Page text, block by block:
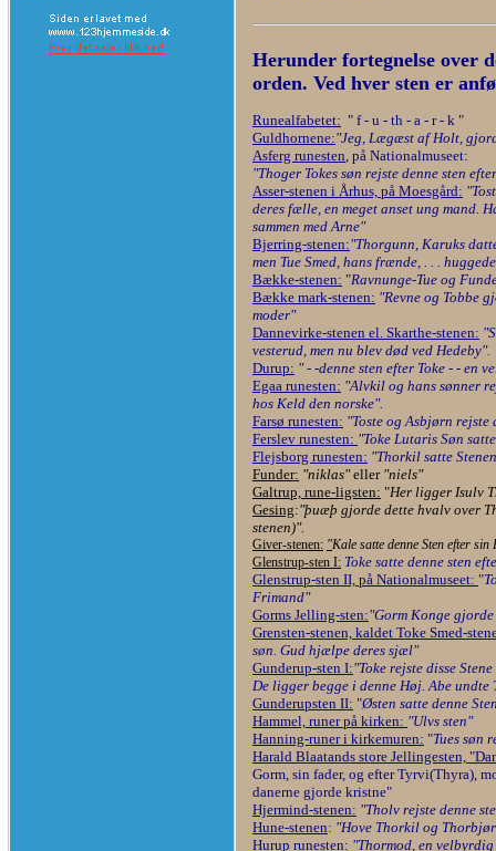
Herunder fortegnelse over
orden. Ved hver sten er
Runealfabetet: " f - u - th - a - r - k "
Guldhornene:"Jeg, Lægæst af Holt,
Asferg runesten, på Nationalmuseet:
"Thoger Tokes søn rejste denne sten
Asser-stenen i Århus, på Moesgård:
deres fælle, en meget anset ung mand.
sammen med Arne"
Bjerring-stenen:"Thorgunn, Karuks
men Tue Smed, hans frænde, . . .
Bække-stenen: "Ravnunge-Tue og
Bække mark-stenen: "Revne og Tobbe
moder"
Dannevirke-stenen el. Skarthe-stenen:
vesterud, men nu blev død ved Hedeby".
Durup: " - -denne sten efter Toke - - en
Egaa runesten: "Alvkil og hans sønner
hos Keld den norske".
Farsø runesten: "Toste og Asbjørn rejste
Ferslev runesten: "Toke Lutaris Søn
Flejsborg runesten: "Thorkil satte
Funder: "niklas"eller "niels"
Galtrup, rune-ligsten: "Her ligger Isulv
Gesing:"þuæþ gjorde dette hvalv over
stenen)".
Giver-stenen: "Kale satte denne Sten efter
Glenstrup-sten I: Toke satte denne sten
Glenstrup-sten II, på Nationalmuseet: "
Frimand"
Gorms Jelling-sten:"Gorm Konge
Grensten-stenen, kaldet Toke Smed-
søn. Gud hjælpe deres sjæl"
Gunderup-sten I:"Toke rejste disse
De ligger begge i denne Høj. Abe undte
Gunderupsten II: "Østen satte denne
Hammel, runer på kirken: "Ulvs sten"
Hanning-runer i kirkemuren: "Tues søn
Harald Blaatands store Jellingesten,
Gorm, sin fader, og efter Tyrvi(Thyra),
danerne gjorde kristne"
Hjermind-stenen: "Tholv rejste denne
Hune-stenen: "Hove Thorkil og
Hurup runesten: "Thormod, en